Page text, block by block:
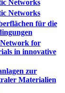
Networks
Networks
für die
for
in innovative
zur
Materialien